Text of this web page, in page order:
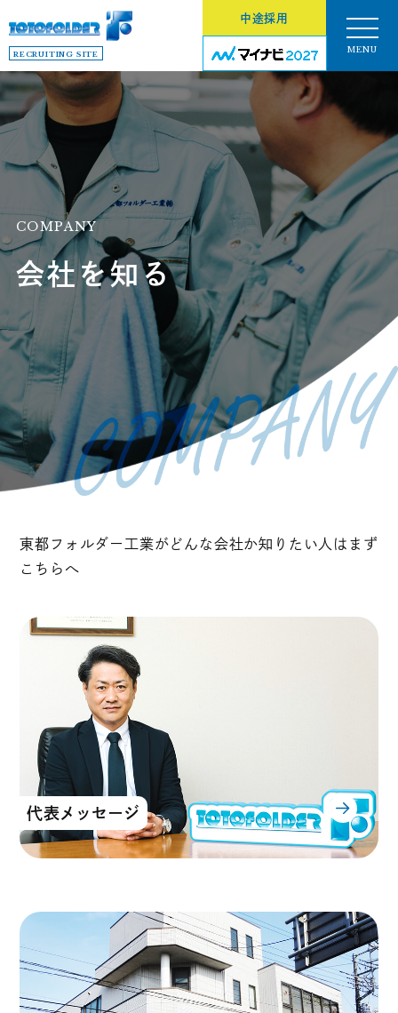
RECRUITING SITE
中途採用
MENU
COMPANY
会社を知る
東都フォルダー工業がどんな会社か知りたい人はまず
こちらへ
代表メッセージ